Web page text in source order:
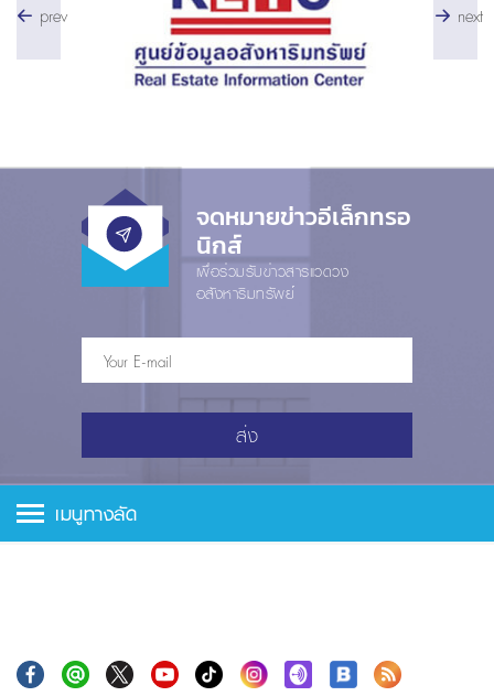
prev next
จดหมายข่าวอีเล็กทรอ
นิกส์
เพื่อร่วมรับข่าวสารแวดวง
อสังหาริมทรัพย์
ส่ง
เมนูทางลัด